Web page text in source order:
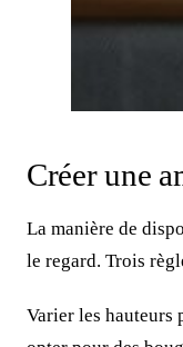
Créer une
La manière de
le regard. Trois
Varier les hauteurs